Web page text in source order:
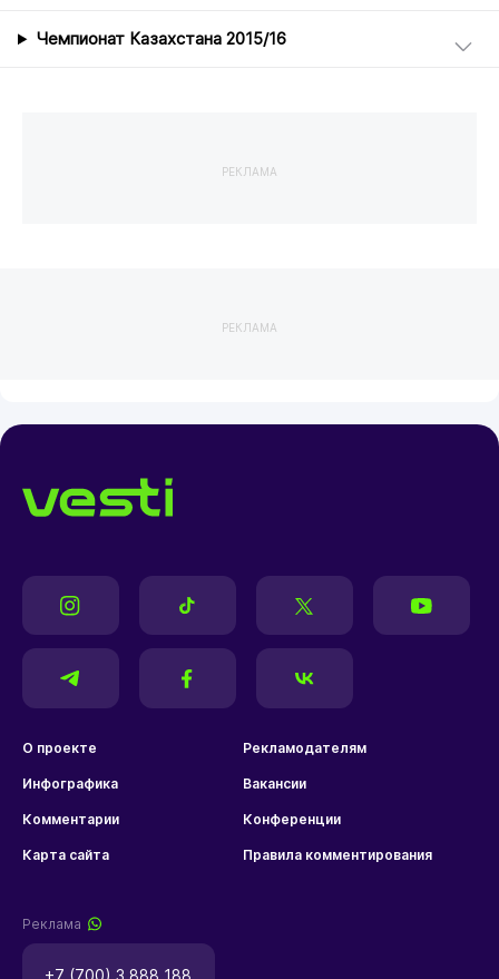
Чемпионат Казахстана 2015/16
РЕКЛАМА
РЕКЛАМА
О проекте Рекламодателям
Инфографика Вакансии
Комментарии Конференции
Карта сайта Правила комментирования
Реклама
+7 (700) 3 888 188